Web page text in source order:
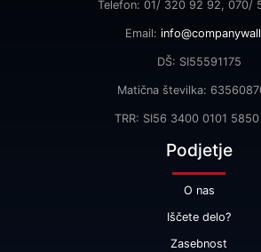
Telefon: 01/ 320 92 92, 070/
Email:
DŠ: SI55591175
Matična številka:
TRR: SI56 3400 0101
Podjetje
O nas
Iščete delo?
Zasebnost